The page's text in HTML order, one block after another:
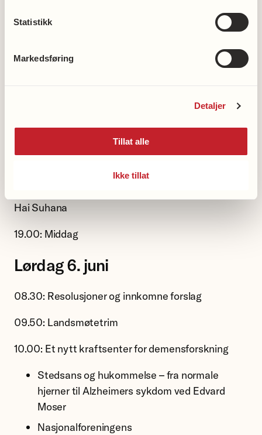
Statistikk
Markedsføring
Detaljer
Tillat alle
Ikke tillat
Lekens betydning ved Maria Øksnes,
rådgiver frivillighet i Nasjonalforeningen
16.30: Kulturinnslag av Nasjonalforeningen Oslo
Hai Suhana
19.00: Middag
Lørdag 6. juni
08.30: Resolusjoner og innkomne forslag
09.50: Landsmøtetrim
10.00: Et nytt kraftsenter for demensforskning
Stedsans og hukommelse – fra normale
hjerner til Alzheimers sykdom ved Edvard
Moser
Nasjonalforeningens